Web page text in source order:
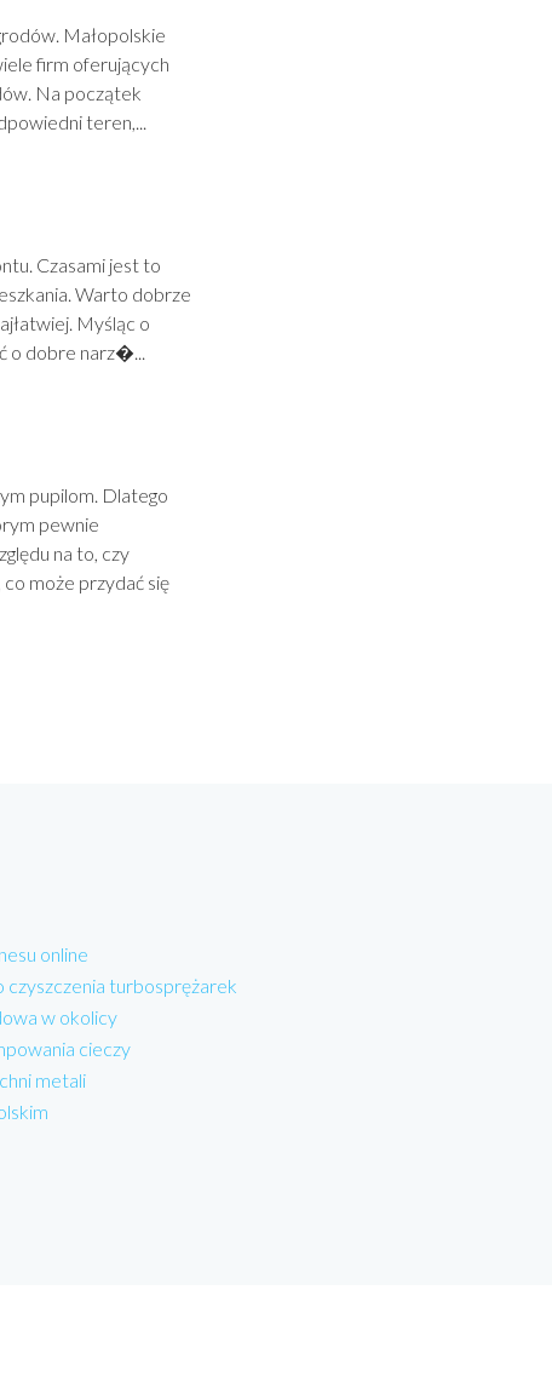
Małopolskie
firm oferujących
Na początek
teren,...
Czasami jest to
Warto dobrze
Myśląc o
o dobre narz�...
pupilom. Dlatego
pewnie
na to, czy
może przydać się
online
czyszczenia turbosprężarek
w okolicy
cieczy
metali